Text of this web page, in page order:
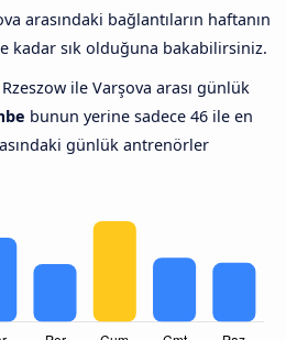
arasındaki bağlantıların haftanın
kadar sık olduğuna bakabilirsiniz.
ile Varşova arası günlük
bunun yerine sadece 46 ile en
günlük antrenörler